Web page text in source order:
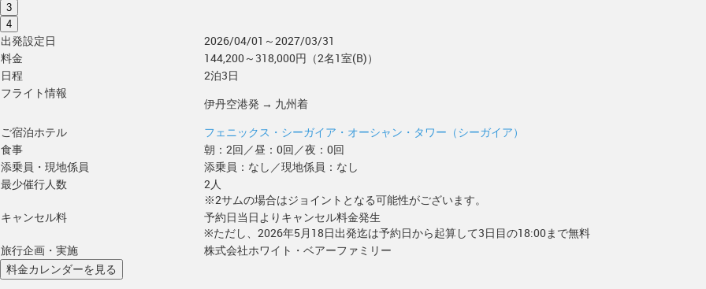
3
4
出発設定日
2026/04/01～2027/03/31
料金
144,200～318,000円（2名1室(B)）
日程
2泊3日
フライト情報
伊丹空港発 → 九州着
ご宿泊ホテル
フェニックス・シーガイア・オーシャン・タワー（シーガイア）
食事
朝：2回／昼：0回／夜：0回
添乗員・現地係員
添乗員：なし／現地係員：なし
最少催行人数
2人
※2サムの場合はジョイントとなる可能性がございます。
キャンセル料
予約日当日よりキャンセル料金発生
※ただし、2026年5月18日出発迄は予約日から起算して3日目の18:00まで無料
旅行企画・実施
株式会社ホワイト・ベアーファミリー